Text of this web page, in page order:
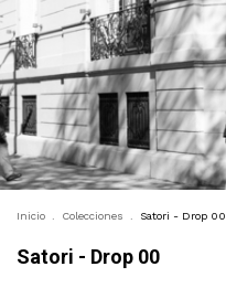
Inicio Colecciones Satori - Drop 00
Satori - Drop 00